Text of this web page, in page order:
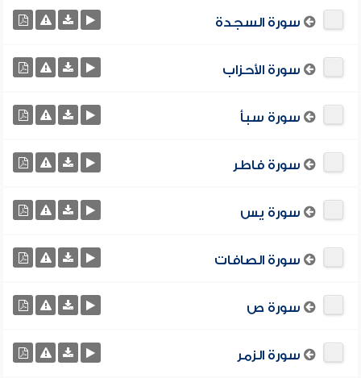
سورة السجدة
سورة الأحزاب
سورة سبأ
سورة فاطر
سورة يس
سورة الصافات
سورة ص
سورة الزمر